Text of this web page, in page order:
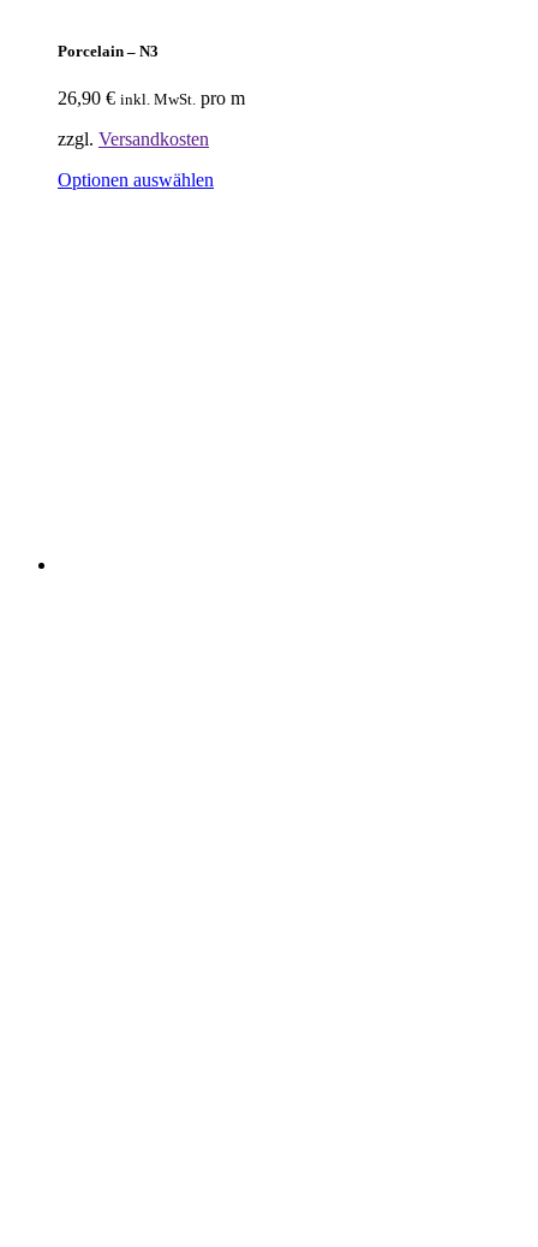
Porcelain – N3
26,90 € inkl. MwSt. pro m
zzgl. Versandkosten
Optionen auswählen